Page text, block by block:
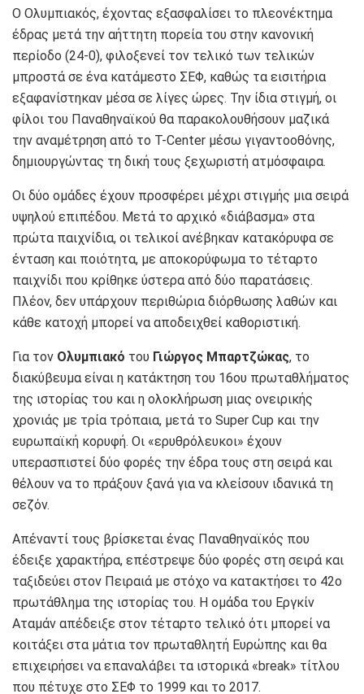
Ο Ολυμπιακός, έχοντας εξασφαλίσει το πλεονέκτημα
έδρας μετά την αήττητη πορεία του στην κανονική
περίοδο (24-0), φιλοξενεί τον τελικό των τελικών
μπροστά σε ένα κατάμεστο ΣΕΦ, καθώς τα εισιτήρια
εξαφανίστηκαν μέσα σε λίγες ώρες. Την ίδια στιγμή, οι
φίλοι του Παναθηναϊκού θα παρακολουθήσουν μαζικά
την αναμέτρηση από το T-Center μέσω γιγαντοοθόνης,
δημιουργώντας τη δική τους ξεχωριστή ατμόσφαιρα.
Οι δύο ομάδες έχουν προσφέρει μέχρι στιγμής μια σειρά
υψηλού επιπέδου. Μετά το αρχικό «διάβασμα» στα
πρώτα παιχνίδια, οι τελικοί ανέβηκαν κατακόρυφα σε
ένταση και ποιότητα, με αποκορύφωμα το τέταρτο
παιχνίδι που κρίθηκε ύστερα από δύο παρατάσεις.
Πλέον, δεν υπάρχουν περιθώρια διόρθωσης λαθών και
κάθε κατοχή μπορεί να αποδειχθεί καθοριστική.
Για τον Ολυμπιακό του Γιώργος Μπαρτζώκας, το
διακύβευμα είναι η κατάκτηση του 16ου πρωταθλήματος
της ιστορίας του και η ολοκλήρωση μιας ονειρικής
χρονιάς με τρία τρόπαια, μετά το Super Cup και την
ευρωπαϊκή κορυφή. Οι «ερυθρόλευκοι» έχουν
υπερασπιστεί δύο φορές την έδρα τους στη σειρά και
θέλουν να το πράξουν ξανά για να κλείσουν ιδανικά τη
σεζόν.
Απέναντί τους βρίσκεται ένας Παναθηναϊκός που
έδειξε χαρακτήρα, επέστρεψε δύο φορές στη σειρά και
ταξιδεύει στον Πειραιά με στόχο να κατακτήσει το 42ο
πρωτάθλημα της ιστορίας του. Η ομάδα του Εργκίν
Αταμάν απέδειξε στον τέταρτο τελικό ότι μπορεί να
κοιτάξει στα μάτια τον πρωταθλητή Ευρώπης και θα
επιχειρήσει να επαναλάβει τα ιστορικά «break» τίτλου
που πέτυχε στο ΣΕΦ το 1999 και το 2017.